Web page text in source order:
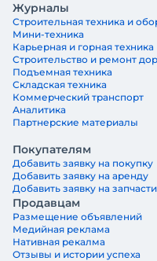
Журналы
Строительная техника и
Мини-техника
Карьерная и горная техника
Строительство и ремонт
Подъемная техника
Складская техника
Коммерческий транспорт
Аналитика
Партнерские материалы
Покупателям
Добавить заявку на покупку
Добавить заявку на аренду
Добавить заявку на запчасти
Продавцам
Размещение объявлений
Медийная реклама
Нативная рекалма
Отзывы и истории успеха